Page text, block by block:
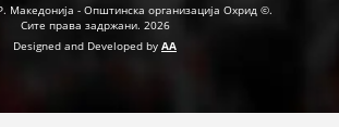
Македонија - Општинска организација Охрид ©.
Сите права задржани. 2026
Designed and Developed by AA